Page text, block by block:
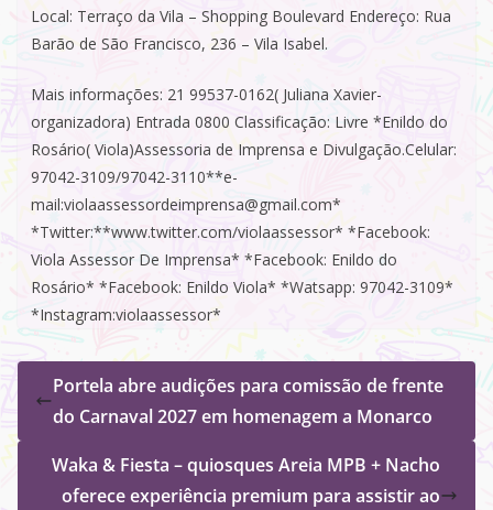
Local: Terraço da Vila – Shopping Boulevard Endereço: Rua
Barão de São Francisco, 236 – Vila Isabel.
Mais informações: 21 99537-0162( Juliana Xavier-
organizadora) Entrada 0800 Classificação: Livre *Enildo do
Rosário( Viola)Assessoria de Imprensa e Divulgação.Celular:
97042-3109/97042-3110**e-
mail:violaassessordeimprensa@gmail.com*
*Twitter:**www.twitter.com/violaassessor* *Facebook:
Viola Assessor De Imprensa* *Facebook: Enildo do
Rosário* *Facebook: Enildo Viola* *Watsapp: 97042-3109*
*Instagram:violaassessor*
Portela abre audições para comissão de frente
do Carnaval 2027 em homenagem a Monarco
Waka & Fiesta – quiosques Areia MPB + Nacho
oferece experiência premium para assistir ao